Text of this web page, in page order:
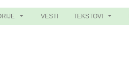
VESTI TEKSTOVI